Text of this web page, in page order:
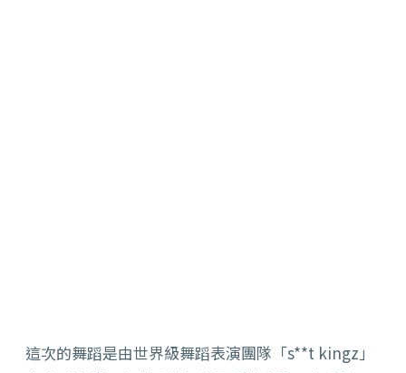
這次的舞蹈是由世界級舞蹈表演團隊「s**t kingz」